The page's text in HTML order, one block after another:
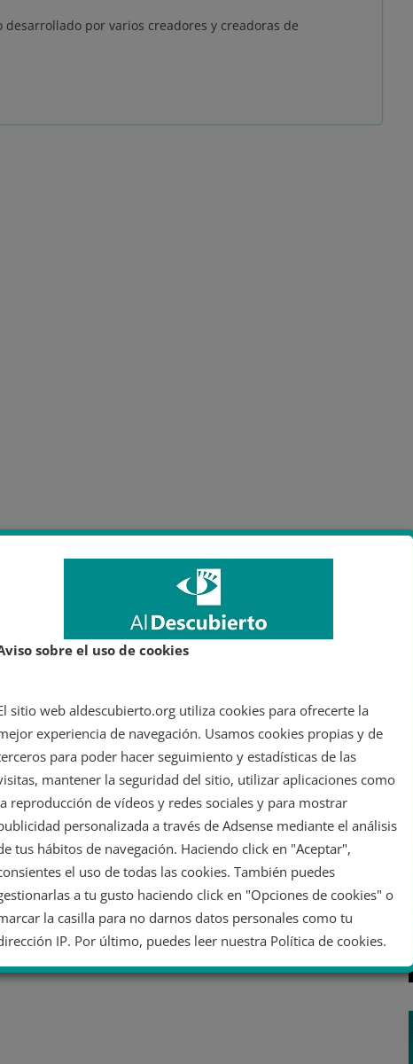
por varios creadores y creadoras de
sobre el uso de cookies
sitio web aldescubierto.org utiliza cookies para ofrecerte la
experiencia de navegación. Usamos cookies propias y de
para poder hacer seguimiento y estadísticas de las
mantener la seguridad del sitio, utilizar aplicaciones como
reproducción de vídeos y redes sociales y para mostrar
personalizada a través de Adsense mediante el análisis
tus hábitos de navegación. Haciendo click en "Aceptar",
el uso de todas las cookies. También puedes
a tu gusto haciendo click en "Opciones de cookies" o
la casilla para no darnos datos personales como tu
IP. Por último, puedes leer nuestra Política de cookies.